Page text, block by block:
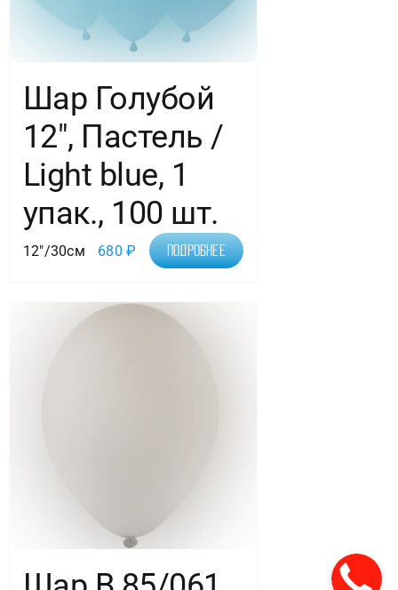
Шар Голубой
12″, Пастель /
Light blue, 1
упак., 100 шт.
12"/30см 680₽ Подробнее